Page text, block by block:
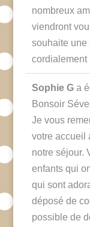
nombreux
viendront
souhaite une
cordialement
Sophie G a
Bonsoir
Je vous
votre accueil
notre séjour.
enfants qui
qui sont
déposé de
possible de